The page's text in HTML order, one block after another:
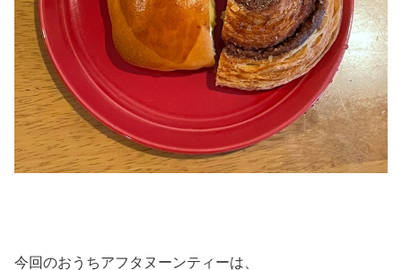
今回のおうちアフタヌーンティーは、